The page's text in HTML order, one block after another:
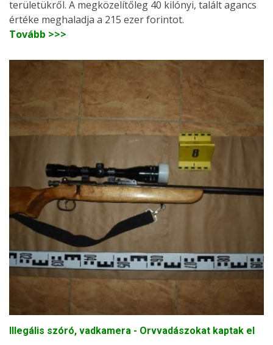
területükről. A megközelítőleg 40 kilónyi, talált agancs
értéke meghaladja a 215 ezer forintot.
Tovább >>>
Illegális szóró, vadkamera - Orvvadászokat kaptak el